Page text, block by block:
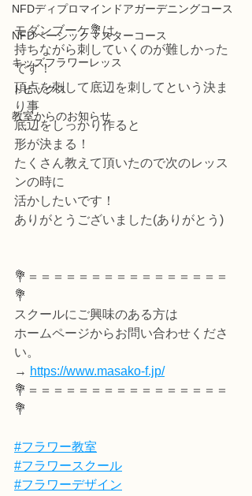
NFDディプロマインドアガーデニングコース
NFDベーシックマスターコース
キッズフラワーレッス
トピックス
教室からのお知らせ
モダンブーケ💐は
持ちながら刺していくのが難しかった
です！
頂点を刺して底辺を刺してという決ま
り事
底辺をしっかり作ると
形が決まる！
たくさん教えて頂いたので次のレッス
ンの時に
活かしたいです！
ありがとうございました(ありがとう)
💐＝＝＝＝＝＝＝＝＝＝＝＝＝＝＝＝
💐
スクールにご興味のある方は
ホームページからお問い合わせくださ
い。
→ https://www.masako-f.jp/
💐＝＝＝＝＝＝＝＝＝＝＝＝＝＝＝＝
💐
#フラワー教室
#フラワースクール
#フラワーデザイン